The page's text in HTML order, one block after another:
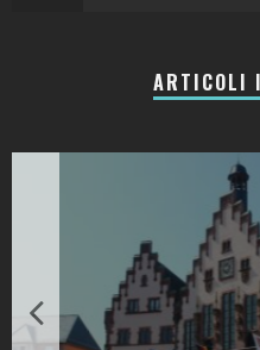
ARTICOLI